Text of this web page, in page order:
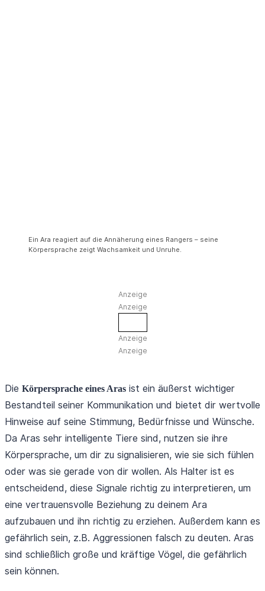
Ein Ara reagiert auf die Annäherung eines Rangers – seine
Körpersprache zeigt Wachsamkeit und Unruhe.
Anzeige
Anzeige
Anzeige
Anzeige
Die Körpersprache eines Aras ist ein äußerst wichtiger
Bestandteil seiner Kommunikation und bietet dir wertvolle
Hinweise auf seine Stimmung, Bedürfnisse und Wünsche.
Da Aras sehr intelligente Tiere sind, nutzen sie ihre
Körpersprache, um dir zu signalisieren, wie sie sich fühlen
oder was sie gerade von dir wollen. Als Halter ist es
entscheidend, diese Signale richtig zu interpretieren, um
eine vertrauensvolle Beziehung zu deinem Ara
aufzubauen und ihn richtig zu erziehen. Außerdem kann es
gefährlich sein, z.B. Aggressionen falsch zu deuten. Aras
sind schließlich große und kräftige Vögel, die gefährlich
sein können.